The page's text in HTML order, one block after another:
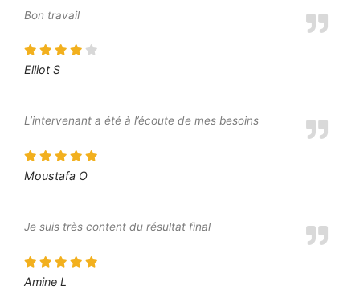
Bon travail
Elliot S
L’intervenant a été à l’écoute de mes besoins
Moustafa O
Je suis très content du résultat final
Amine L